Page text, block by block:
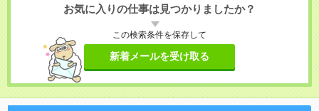
お気に入りの仕事は見つかりましたか？
この検索条件を保存して
新着メールを受け取る